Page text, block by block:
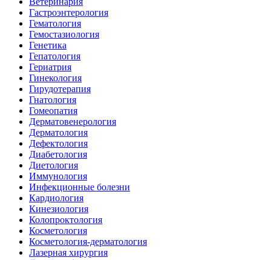
Гастроэнтерология
Гематология
Гемостазиология
Генетика
Гепатология
Гериатрия
Гинекология
Гирудотерапия
Гнатология
Гомеопатия
Дерматовенерология
Дерматология
Дефектология
Диабетология
Диетология
Иммунология
Инфекционные болезни
Кардиология
Кинезиология
Колопроктология
Косметология
Косметология-дерматология
Лазерная хирургия